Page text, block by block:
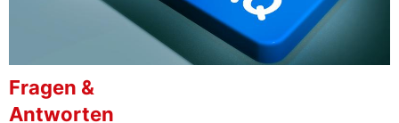
Fragen &
Antworten